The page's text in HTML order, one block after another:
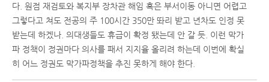
다. 원점 재검토와 복지부 장차관 해임 혹은 부서이동 아니면 어렵고
그렇다고 쳐도 전공의 주 100시간 350만 똬리 받고 년차도 인정 못
받는데 하겠나. 의대생들도 휴급이 확정 됐는데 안 갈 듯. 이런 막가
파 정책이 정권마다 의사를 패서 지지율 올리려 하는데 이번에 확실
히 어느 정권도 막가파정책을 추진 못하게 해야 한다.